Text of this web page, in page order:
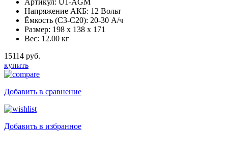
Артикул: U1-AGM
Напряжение АКБ: 12 Вольт
Ёмкость (С3-С20): 20-30 А/ч
Размер: 198 x 138 x 171
Вес: 12.00 кг
15114 руб.
купить
Добавить в сравнение
Добавить в избранное